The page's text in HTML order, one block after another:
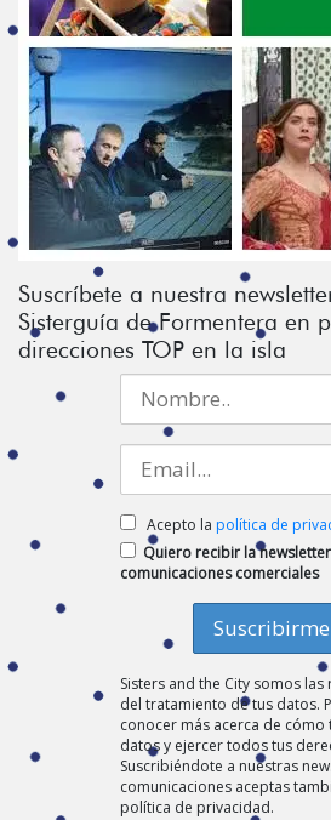
Suscríbete a nuestra
Sisterguía de Formentera en
direcciones TOP en la isla
Acepto la política de
Quiero recibir la
comunicaciones comerciales
Sisters and the City somos
del tratamiento de tus datos.
conocer más acerca de cómo
datos y ejercer todos tus
Suscribiéndote a nuestras
comunicaciones aceptas
política de privacidad.